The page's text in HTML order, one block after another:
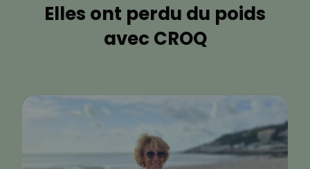
Elles ont perdu du poids
avec CROQ